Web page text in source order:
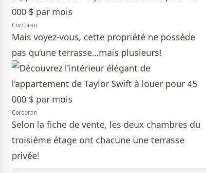
Corcoran
Mais voyez-vous, cette propriété ne possède
pas qu’une terrasse…mais plusieurs!
Corcoran
Selon la fiche de vente, les deux chambres du
troisième étage ont chacune une terrasse
privée!